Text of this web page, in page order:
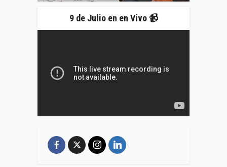
9 de Julio en en Vivo 📹